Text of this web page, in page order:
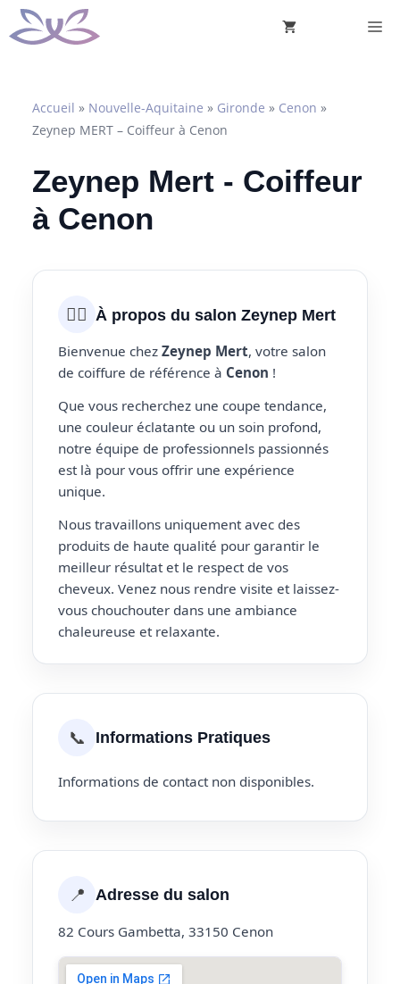
Aller
au
Accueil » Nouvelle-Aquitaine » Gironde » Cenon »
Zeynep MERT – Coiffeur à Cenon
Zeynep Mert - Coiffeur
à Cenon
💇‍♀️ À propos du salon Zeynep Mert
Bienvenue chez Zeynep Mert, votre salon
de coiffure de référence à Cenon !
Que vous recherchez une coupe tendance,
une couleur éclatante ou un soin profond,
notre équipe de professionnels passionnés
est là pour vous offrir une expérience
unique.
Nous travaillons uniquement avec des
produits de haute qualité pour garantir le
meilleur résultat et le respect de vos
cheveux. Venez nous rendre visite et laissez-
vous chouchouter dans une ambiance
chaleureuse et relaxante.
📞 Informations Pratiques
Informations de contact non disponibles.
📍 Adresse du salon
82 Cours Gambetta, 33150 Cenon